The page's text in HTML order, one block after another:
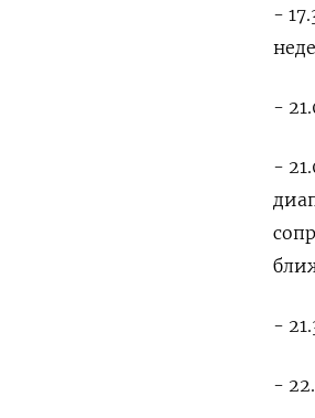
-
-
-
-
-